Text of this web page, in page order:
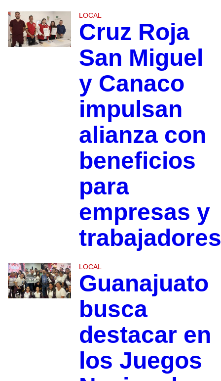
LOCAL
Cruz Roja
San Miguel
y Canaco
impulsan
alianza con
beneficios
para
empresas y
trabajadores
LOCAL
Guanajuato
busca
destacar en
los Juegos